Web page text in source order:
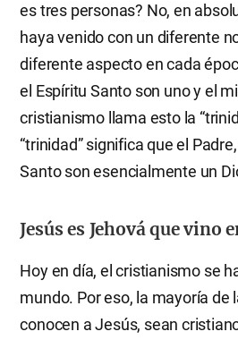
es tres personas? No, en
haya venido con un diferente
diferente aspecto en cada
el Espíritu Santo son uno y el
cristianismo llama esto la
“trinidad” significa que el
Santo son esencialmente un
Jesús es Jehová que vino
Hoy en día, el cristianismo se
mundo. Por eso, la mayoría de
conocen a Jesús, sean